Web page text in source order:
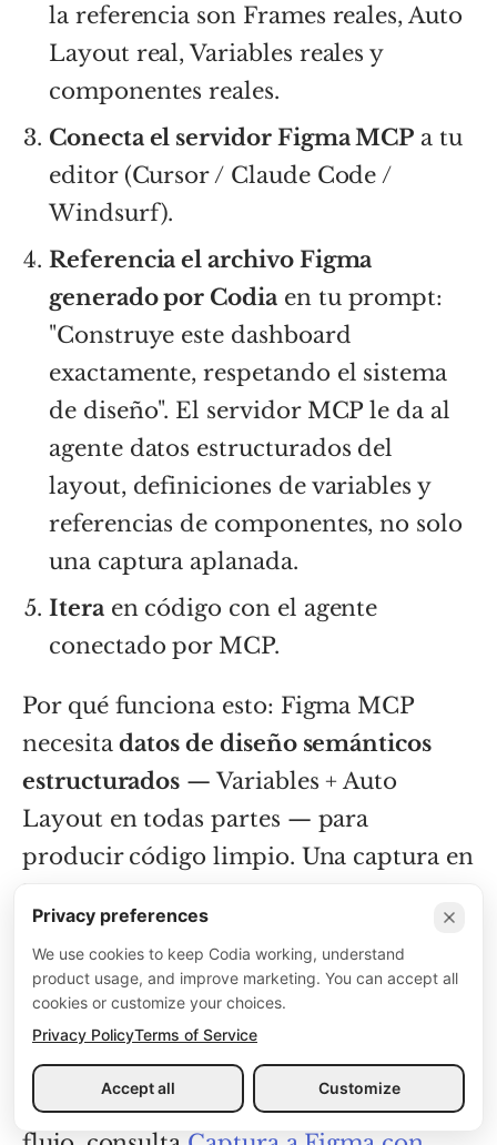
la referencia son Frames reales, Auto
Layout real, Variables reales y
componentes reales.
Conecta el servidor Figma MCP a tu
editor (Cursor / Claude Code /
Windsurf).
Referencia el archivo Figma
generado por Codiaen tu prompt:
"Construye este dashboard
exactamente, respetando el sistema
de diseño". El servidor MCP le da al
agente datos estructurados del
layout, definiciones de variables y
referencias de componentes, no solo
una captura aplanada.
Iteraen código con el agente
conectado por MCP.
Por qué funciona esto: Figma MCP
necesitadatos de diseño semánticos
estructurados — Variables + Auto
Layout en todas partes — para
producir código limpio. Una captura en
muy poco con lo que trabajar. Un
archivo Figma generado por Codia le
da la estructura que el servidor MCP
está diseñado para consumir.
Para un recorrido paso a paso de este
Privacy preferences
We use cookies to keep Codia working, understand
product usage, and improve marketing. You can accept all
cookies or customize your choices.
Privacy PolicyTerms of Service
Accept all Customize